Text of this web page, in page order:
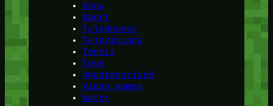
Snow
Sport
Telephones
Televisions
Tennis
Toys
Uncategorised
Video games
Water